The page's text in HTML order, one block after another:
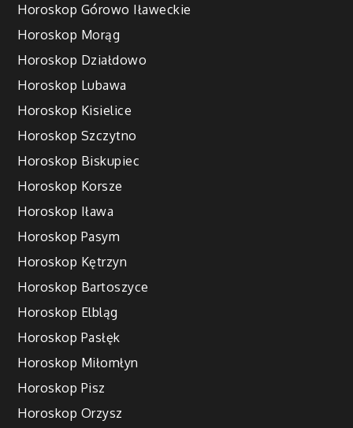
Horoskop Górowo Iławeckie
Horoskop Morąg
Horoskop Działdowo
Horoskop Lubawa
Horoskop Kisielice
Horoskop Szczytno
Horoskop Biskupiec
Horoskop Korsze
Horoskop Iława
Horoskop Pasym
Horoskop Kętrzyn
Horoskop Bartoszyce
Horoskop Elbląg
Horoskop Pasłęk
Horoskop Miłomłyn
Horoskop Pisz
Horoskop Orzysz